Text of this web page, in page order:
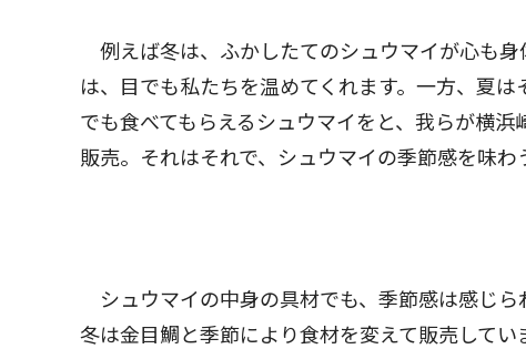
例えば冬は、ふかしたてのシュウマイが心も
は、目でも私たちを温めてくれます。一方、夏
でも食べてもらえるシュウマイをと、我らが横
販売。それはそれで、シュウマイの季節感を味わ
シュウマイの中身の具材でも、季節感は感じら
冬は金目鯛と季節により食材を変えて販売して